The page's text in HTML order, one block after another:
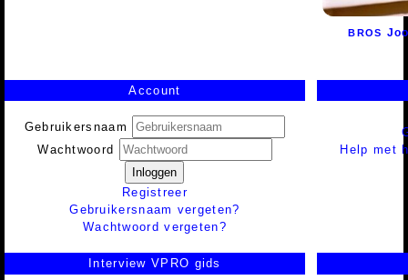
BROS
Account
Gebruikersnaam
Wachtwoord
Inloggen
Registreer
Gebruikersnaam vergeten?
Wachtwoord vergeten?
Help met
Interview VPRO gids